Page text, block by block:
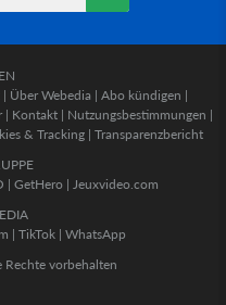
| Über Webedia | Abo kündigen |
| Kontakt | Nutzungsbestimmungen |
& Tracking | Transparenzbericht
| GetHero | Jeuxvideo.com
| TikTok | WhatsApp
vorbehalten